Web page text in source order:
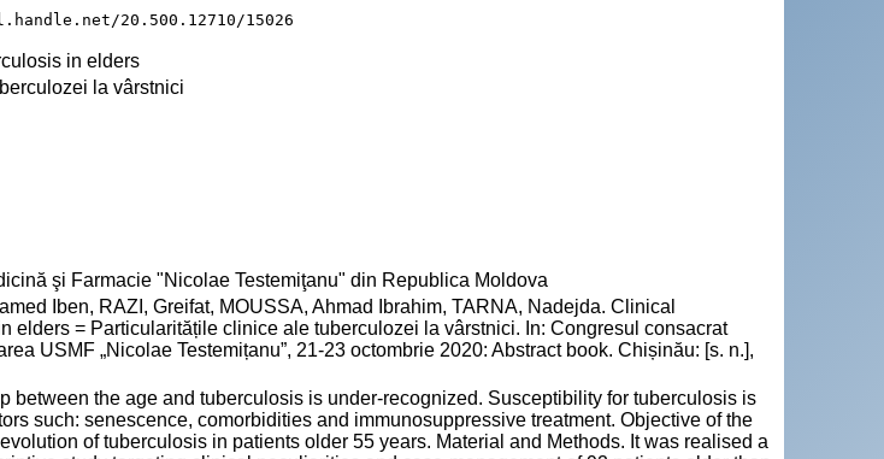
20.500.12710/15026
in elders
la vârstnici
şi Farmacie "Nicolae Testemiţanu" din Republica Moldova
Iben, RAZI, Greifat, MOUSSA, Ahmad Ibrahim, TARNA, Nadejda. Clinical
elders = Particularitățile clinice ale tuberculozei la vârstnici. In: Congresul consacrat
USMF „Nicolae Testemițanu”, 21-23 octombrie 2020: Abstract book. Chișinău: [s. n.],
between the age and tuberculosis is under-recognized. Susceptibility for tuberculosis is
such: senescence, comorbidities and immunosuppressive treatment. Objective of the
of tuberculosis in patients older 55 years. Material and Methods. It was realised a